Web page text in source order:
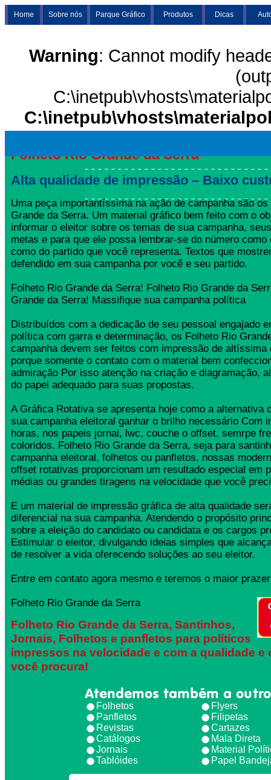
Home Sobre nós Parque Gráfico Produtos Dicas
Warning: Cannot modify
Folheto Rio Grande da Serra
Alta qualidade de impressão – Baixo
Uma peça importantíssima na ação de campanha são os
Grande da Serra. Um material gráfico bem feito com o
informar o eleitor sobre os temas de sua campanha,
metas e para que ele possa lembrar-se do número como
como do partido que você representa. Textos que
defendido em sua campanha por você e seu partido.
Folheto Rio Grande da Serra! Folheto Rio Grande da
Grande da Serra! Massifique sua campanha política
Distribuídos com a dedicação de seu pessoal engajado
política com garra e determinação, os Folheto Rio
campanha devem ser feitos com impressão de altíssima
porque somente o contato com o material bem
admiração Por isso atenção na criação e diagramação,
do papel adequado para suas propostas.
A Gráfica Rotativa se apresenta hoje como a alternativa
sua campanha eleitoral ganhar o brilho necessário Com
horas, nos papeis jornal, lwc, couche o offset, semrpe
coloridos. Folheto Rio Grande da Serra, seja para
campanha eleitoral, folhetos ou panfletos, nossas
offset rotativas proporcionam um resultado especial em
médias ou grandes tiragens na velocidade que você
E um material de impressão gráfica de alta qualidade
diferencial na sua campanha. Atendendo o propósito
sobre a eleição do candidato ou candidata e os cargos
Estimular o eleitor, divulgando ideias simples que
de resolver a vida oferecendo soluções ao seu eleitor.
Entre em contato agora mesmo e teremos o maior
Folheto Rio Grande da Serra
Folheto Rio Grande da Serra, Santinhos,
Jornais, Folhetos e panfletos para políticos
impressos na velocidade e com a qualidade e
você procura!
Atendemos também a
Folhetos
Panfletos
Revistas
Catálogos
Jornais
Tablóides
Flyers
Filipetas
Cartazes
Mala Direta
Material
Papel